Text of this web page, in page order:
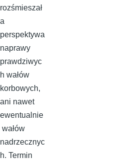
rozśmieszał
a
perspektywa
naprawy
prawdziwyc
h wałów
korbowych,
ani nawet
ewentualnie
wałów
nadrzecznyc
h. Termin